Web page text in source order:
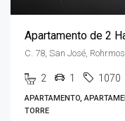
Apartamento de 2
C. 78, San José,
2 1 1070
APARTAMENTO,
TORRE